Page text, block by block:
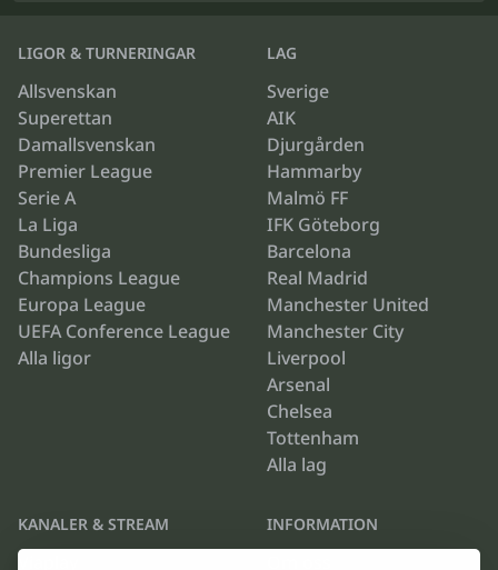
LIGOR & TURNERINGAR
Allsvenskan
Superettan
Damallsvenskan
Premier League
Serie A
La Liga
Bundesliga
Champions League
Europa League
UEFA Conference League
Alla ligor
LAG
Sverige
AIK
Djurgården
Hammarby
Malmö FF
IFK Göteborg
Barcelona
Real Madrid
Manchester United
Manchester City
Liverpool
Arsenal
Chelsea
Tottenham
Alla lag
KANALER & STREAM INFORMATION